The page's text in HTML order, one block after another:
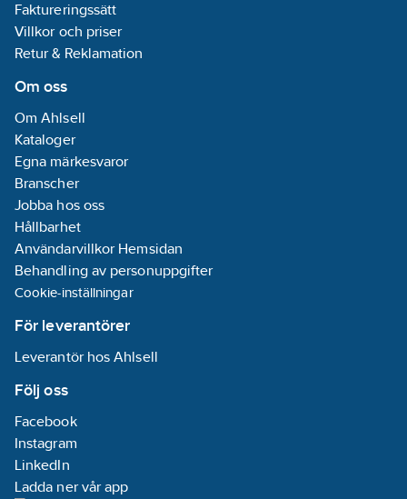
Artikelnummer:
Lev.
artikelnr:
EN4836-000
artikelnr:
Materialklass
Faktureringssätt
Villkor och priser
Retur & Reklamation
Om oss
Om Ahlsell
Kataloger
Egna märkesvaror
Branscher
Jobba hos oss
Hållbarhet
Användarvillkor Hemsidan
Behandling av personuppgifter
Cookie-inställningar
För leverantörer
Leverantör hos Ahlsell
Följ oss
Facebook
Instagram
LinkedIn
Ladda ner vår app